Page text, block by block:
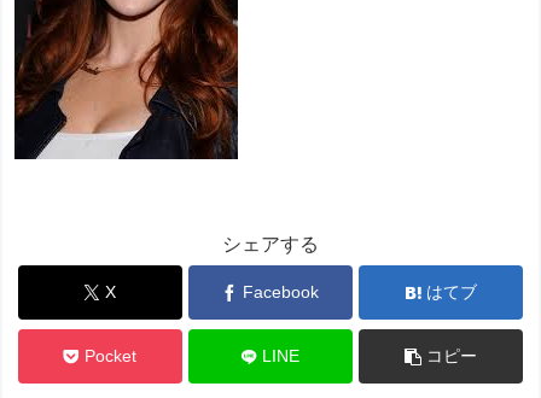
シェアする
X Facebook はてブ
Pocket LINE コピー